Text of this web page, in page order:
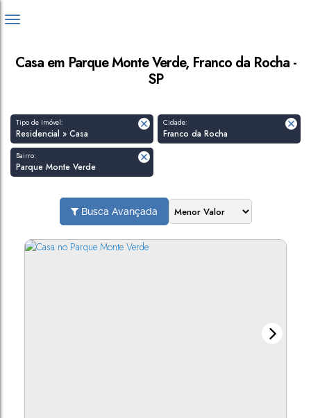
Casa em Parque Monte Verde, Franco da Rocha -
SP
Tipo de Imóvel:
Residencial » Casa
Cidade:
Franco da Rocha
Bairro:
Parque Monte Verde
Busca Avançada